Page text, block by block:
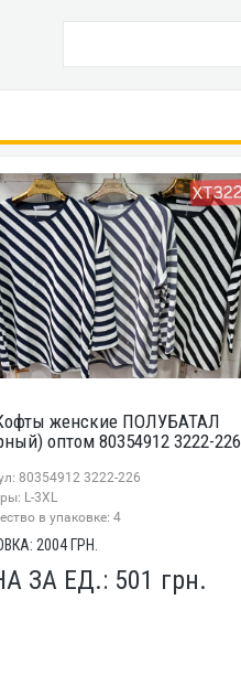
женские ПОЛУБАТАЛ
оптом 80354912 3222-226
80354912 3222-226
L-3XL
в упаковке: 4
2004ГРН.
ЗА ЕД.: 501 грн.